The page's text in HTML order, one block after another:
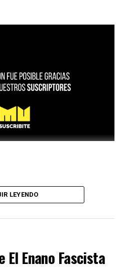
LEYENDO
El Enano Fascista